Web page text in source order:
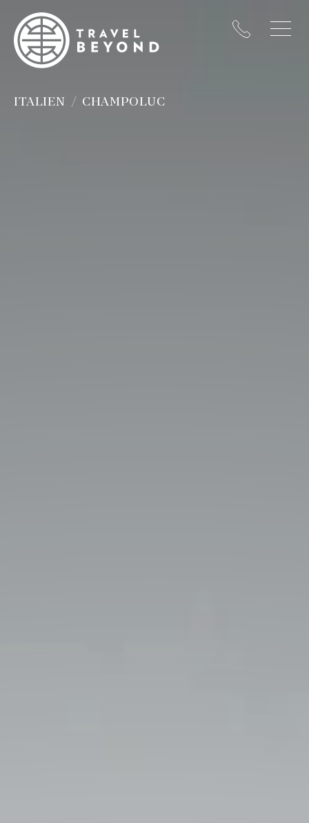
ITALIEN CHAMPOLUC